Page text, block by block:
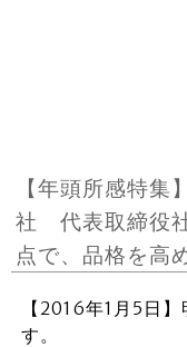
【年頭所感特
社 代表取締役
点で、品格を高
【2016年1月5日
す。